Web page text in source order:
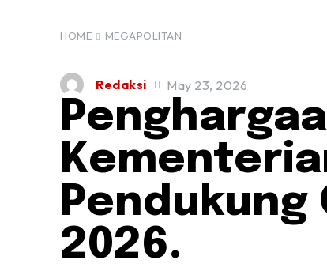
HOME MEGAPOLITAN
Redaksi May 23, 2026
Pendukung
2026.